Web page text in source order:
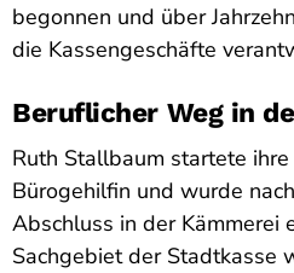
begonnen und über
die Kassengeschäfte
Beruflicher Weg in
Ruth Stallbaum startete
Bürogehilfin und wurde
Abschluss in der Kämmerei
Sachgebiet der Stadtkasse